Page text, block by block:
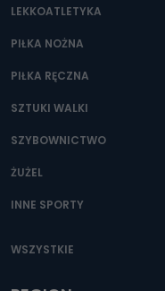
LEKKOATLETYKA
PIŁKA NOŻNA
PIŁKA RĘCZNA
SZTUKI WALKI
SZYBOWNICTWO
ŻUŻEL
INNE SPORTY
WSZYSTKIE